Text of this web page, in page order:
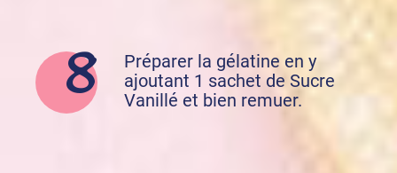
Préparer la gélatine en y
ajoutant 1 sachet de Sucre
Vanillé et bien remuer.